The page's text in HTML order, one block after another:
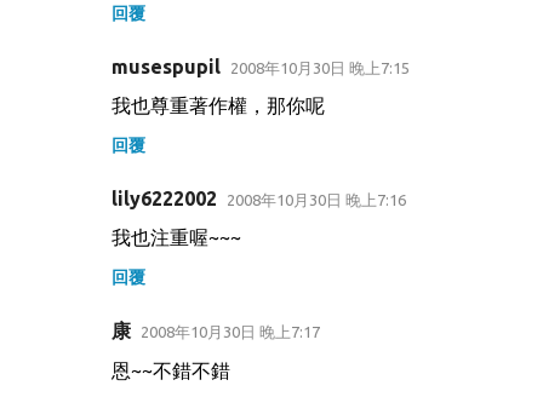
回覆
musespupil 2008年10月30日 晚上7:15
我也尊重著作權，那你呢
回覆
lily6222002 2008年10月30日 晚上7:16
我也注重喔~~~
回覆
康 2008年10月30日 晚上7:17
恩~~不錯不錯